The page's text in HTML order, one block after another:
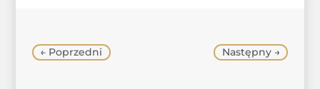
← Poprzedni Następny→